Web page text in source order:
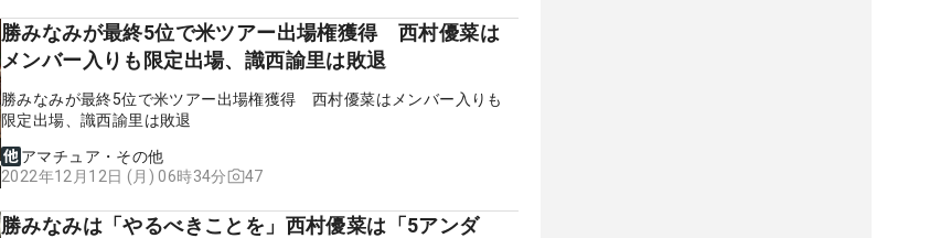
勝みなみが最終5位で米ツアー出場権獲得 西村優菜は
メンバー入りも限定出場、識西諭里は敗退
勝みなみが最終5位で米ツアー出場権獲得 西村優菜はメンバー入りも
限定出場、識西諭里は敗退
アマチュア・その他
2022年12月12日 (月) 06時34分
47
勝みなみは「やるべきことを」西村優菜は「5アンダ